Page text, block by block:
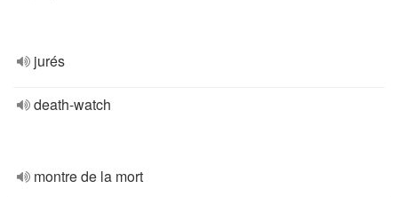
jurés
death-watch
montre de la mort